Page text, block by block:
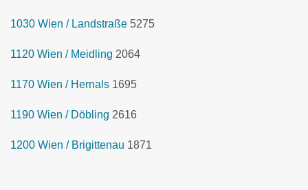
1030 Wien / Landstraße 5275
1120 Wien / Meidling 2064
1170 Wien / Hernals 1695
1190 Wien / Döbling 2616
1200 Wien / Brigittenau 1871